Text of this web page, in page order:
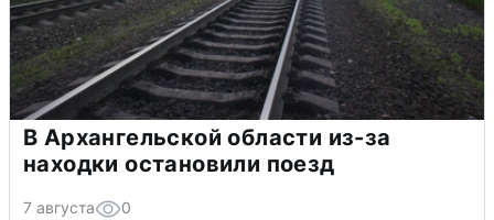
В Архангельской области из-за
находки остановили поезд
7 августа 0